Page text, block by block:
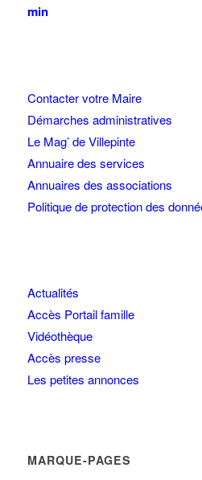
min
Contacter votre Maire
Démarches administratives
Le Mag’ de Villepinte
Annuaire des services
Annuaires des associations
Politique de protection des
Actualités
Accès Portail famille
Vidéothèque
Accès presse
Les petites annonces
MARQUE-PAGES